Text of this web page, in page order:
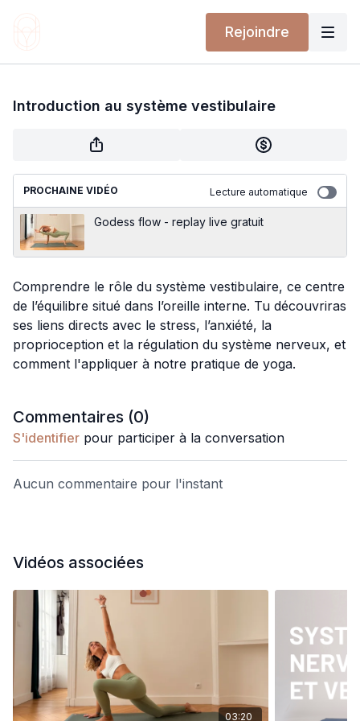
Rejoindre
Introduction au système vestibulaire
PROCHAINE VIDÉO Lecture automatique
Godess flow - replay live gratuit
Comprendre le rôle du système vestibulaire, ce centre
de l’équilibre situé dans l’oreille interne. Tu découvriras
ses liens directs avec le stress, l’anxiété, la
proprioception et la régulation du système nerveux, et
comment l'appliquer à notre pratique de yoga.
Commentaires (0)
S'identifier pour participer à la conversation
Aucun commentaire pour l'instant
Vidéos associées
03:20